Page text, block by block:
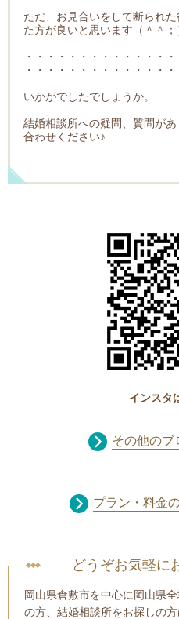
ただ、お見合いをして断られ
た方が良いと思います（＾＾；
・・・・・・・・・・・・・
・・・・・・・・・・・・・・
いかがでしたでしょうか。
結婚相談所への疑問、質問が
合わせください♪
インスタ
その他のブ
プラン・料金
どうぞお気軽に
岡山県倉敷市を中心に岡山県
の方、結婚相談所をお探しの